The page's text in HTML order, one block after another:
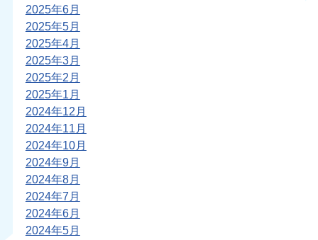
2025年6月
2025年5月
2025年4月
2025年3月
2025年2月
2025年1月
2024年12月
2024年11月
2024年10月
2024年9月
2024年8月
2024年7月
2024年6月
2024年5月